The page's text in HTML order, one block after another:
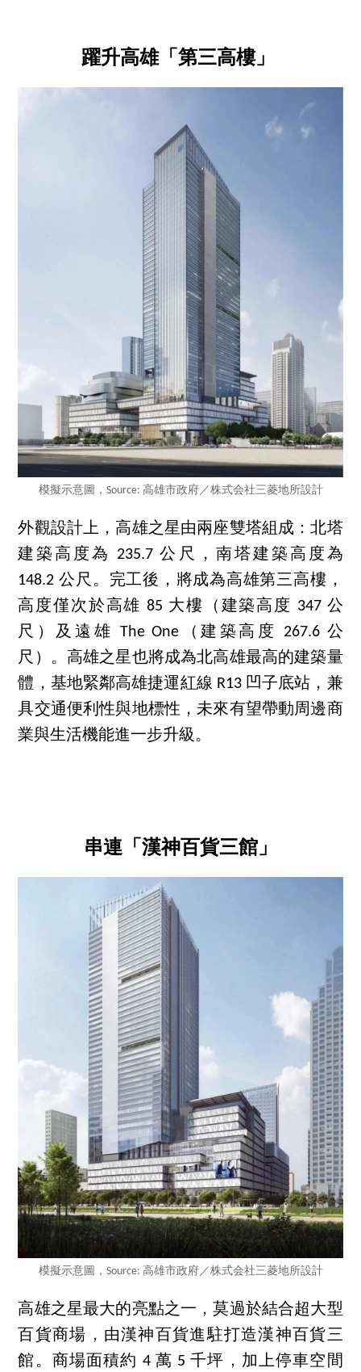
躍升高雄「第三高樓」
模擬示意圖，Source: 高雄市政府／株式会社三菱地所設計
外觀設計上，高雄之星由兩座雙塔組成：北塔
建築高度為 235.7 公尺，南塔建築高度為
148.2 公尺。完工後，將成為高雄第三高樓，
高度僅次於高雄 85 大樓（建築高度 347 公
尺）及遠雄 The One（建築高度 267.6 公
尺）。高雄之星也將成為北高雄最高的建築量
體，基地緊鄰高雄捷運紅線 R13 凹子底站，兼
具交通便利性與地標性，未來有望帶動周邊商
業與生活機能進一步升級。
串連「漢神百貨三館」
模擬示意圖，Source: 高雄市政府／株式会社三菱地所設計
高雄之星最大的亮點之一，莫過於結合超大型
百貨商場，由漢神百貨進駐打造漢神百貨三
館。商場面積約 4 萬 5 千坪，加上停車空間